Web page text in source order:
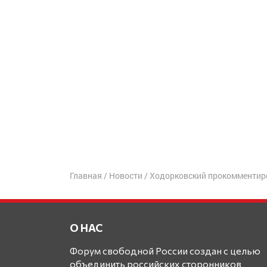
Главная / Новости / Ходорковский
О НАС
Форум свободной России создан с целью
объединить российских сторонников